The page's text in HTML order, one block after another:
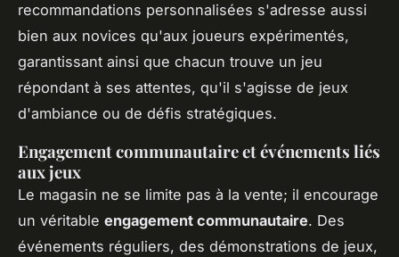
recommandations personnalisées s'adresse aussi
bien aux novices qu'aux joueurs expérimentés,
garantissant ainsi que chacun trouve un jeu
répondant à ses attentes, qu'il s'agisse de jeux
d'ambiance ou de défis stratégiques.
Engagement communautaire et événements liés
aux jeux
Le magasin ne se limite pas à la vente; il encourage
un véritable engagement communautaire. Des
événements réguliers, des démonstrations de jeux,